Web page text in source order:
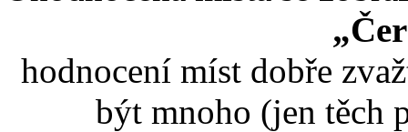
hodnocení míst dobře
být mnoho (jen těch